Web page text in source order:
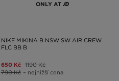
ONLY AT
NIKE MIKINA B NSW SW AIR CREW
FLC BB B
650 Kč 1190 Kč
790 Kč – nejnižší cena